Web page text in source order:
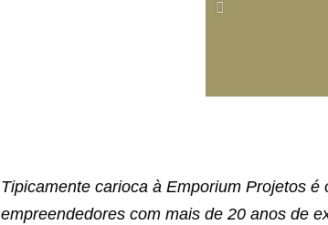
Tipicamente carioca à Emporium Projetos é
empreendedores com mais de 20 anos de